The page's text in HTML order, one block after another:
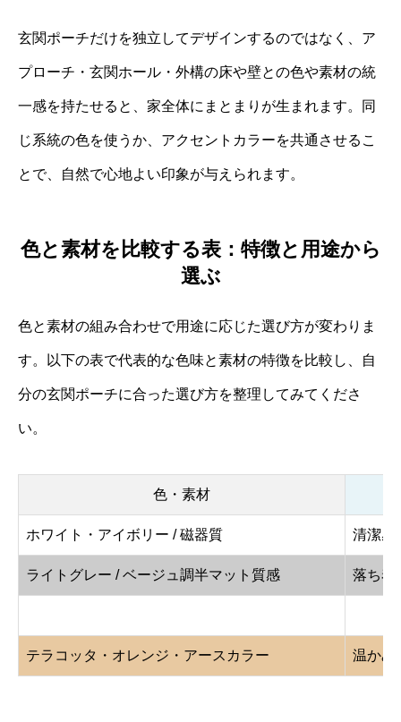
玄関ポーチだけを独立してデザインするのではなく、ア
プローチ・玄関ホール・外構の床や壁との色や素材の統
一感を持たせると、家全体にまとまりが生まれます。同
じ系統の色を使うか、アクセントカラーを共通させるこ
とで、自然で心地よい印象が与えられます。
色と素材を比較する表：特徴と用途から
選ぶ
色と素材の組み合わせで用途に応じた選び方が変わりま
す。以下の表で代表的な色味と素材の特徴を比較し、自
分の玄関ポーチに合った選び方を整理してみてくださ
い。
色・素材
ホワイト・アイボリー / 磁器質 清潔感
ライトグレー / ベージュ調半マット質感 落ち着
テラコッタ・オレンジ・アースカラー 温かみ